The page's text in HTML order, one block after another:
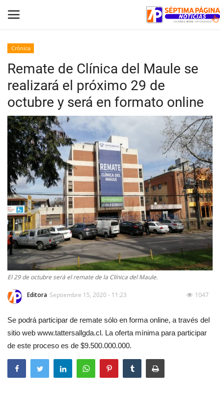
Inicio
Crónica
Policial
Tribunales
Deporte
Política
Espectáculos
Crónica
Remate de Clínica del Maule se
realizará el próximo 29 de
octubre y será en formato online
El 29 de octubre será el remate de la Clínica del Maule.
Editora Septiembre 15, 2020 - 11:23 1047
Se podrá participar de remate sólo en forma online, a través del
sitio web www.tattersallgda.cl. La oferta mínima para participar
de este proceso es de $9.500.000.000.